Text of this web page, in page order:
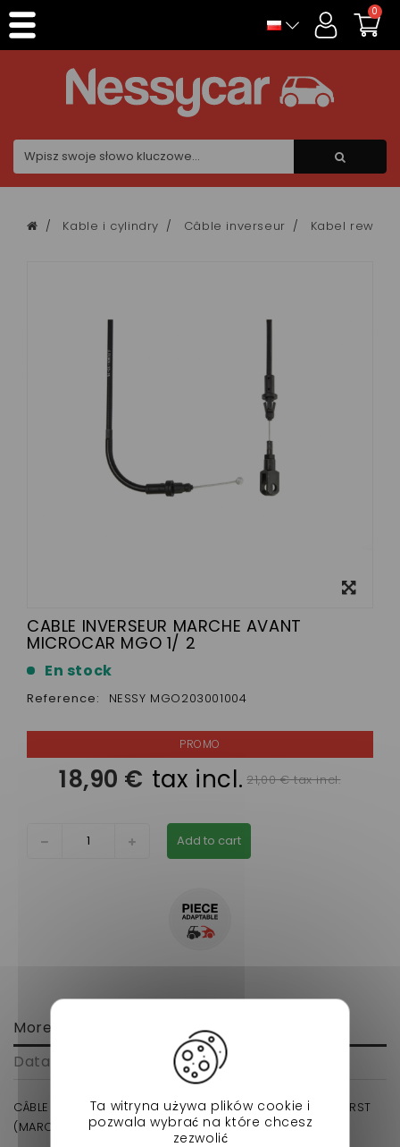
0
Kable i cylindry Câble inverseur Kabel
CABLE INVERSEUR MARCHE AVANT
MICROCAR MGO 1/ 2
En stock
Reference: NESSY MGO203001004
18,90 € tax incl. 21,00 € tax incl.
Add to cart
More info
Data sheet
CÂBLE INVERSEUR MICROCAR MGO I et II VH861/ DUE FIRST
(MARCHE AVANT) VH854
Panel zarządzania plikami cookies
Ta witryna używa plików cookie i
pozwala wybrać na które chcesz
zezwolić